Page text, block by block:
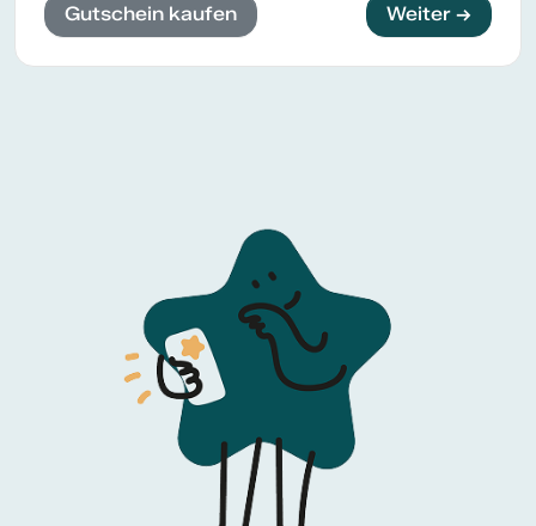
Gutschein kaufen Weiter →